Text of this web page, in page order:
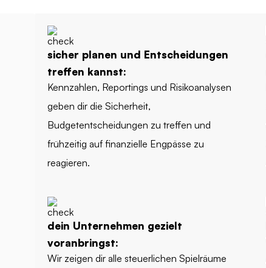
sicher planen und Entscheidungen
treffen kannst:
Kennzahlen, Reportings und Risikoanalysen
geben dir die Sicherheit,
Budgetentscheidungen zu treffen und
frühzeitig auf finanzielle Engpässe zu
reagieren.
dein Unternehmen gezielt
voranbringst:
Wir zeigen dir alle steuerlichen Spielräume